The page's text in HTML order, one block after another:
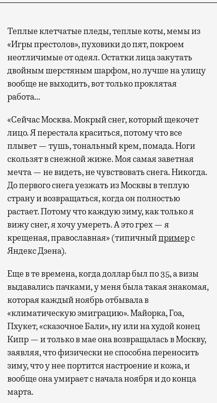
Теплые клетчатые пледы, теплые коты, мемы из
«Игры престолов», пуховики до пят, покроем
неотличимые от одеял. Остатки лица закутать
двойным шерстяным шарфом, но лучше на улицу
вообще не выходить, вот только проклятая
работа…
«Сейчас Москва. Мокрый снег, который щекочет
лицо. Я перестала краситься, потому что все
плывет — тушь, тональный крем, помада. Ноги
скользят в снежной жиже. Моя самая заветная
мечта — не видеть, не чувствовать снега. Никогда.
До первого снега уезжать из Москвы в теплую
страну и возвращаться, когда он полностью
растает. Потому что каждую зиму, как только я
вижу снег, я хочу умереть. А это грех — я
крещеная, православная» (типичныйпримерс
Яндекс Дзена).
Еще в те времена, когда доллар был по 35, а визы
выдавались пачками, у меня была такая знакомая,
которая каждый ноябрь отбывала в
«климатическую эмиграцию». Майорка, Гоа,
Пхукет, «сказочное Бали», ну или на худой конец
Кипр — и только в мае она возвращалась в Москву,
заявляя, что физически не способна переносить
зиму, что у нее портится настроение и кожа, и
вообще она умирает с начала ноября и до конца
марта.